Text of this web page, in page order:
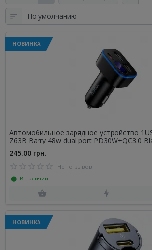
НОВИНКА
Автомобильное зарядное устройство
Z63B Barry 48w dual port PD30W+QC3.0
245.00 грн.
Нет отзывов
⬤ В наличии
НОВИНКА